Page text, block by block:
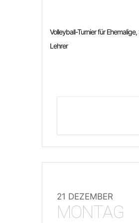
Volleyball-Turnier für Ehemalige,
Lehrer
21 DEZEMBER
MONTAG